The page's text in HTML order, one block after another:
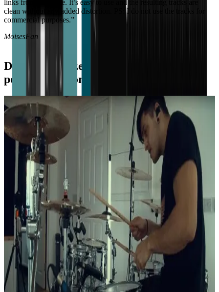
EmmryFLopez
Dołącz do naszego światowego zespołu
ponad 70 milionów miłośników muzyki.